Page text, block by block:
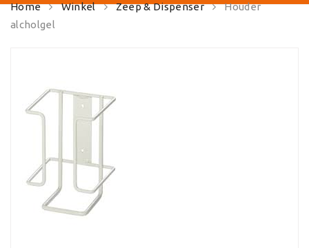
to
content
Home Winkel Zeep & Dispenser
Houder
alcholgel